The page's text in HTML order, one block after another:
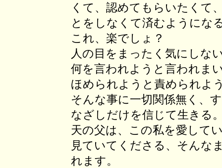
くて、認めてもらいたくて
とをしなくて済むようにな
これ、楽でしょ？
人の目をまったく気にしな
何を言われようと言われま
ほめられようと責められよ
そんな事に一切関係無く、
なざしだけを信じて生きる
天の父は、この私を愛して
見ていてくださる、そんな
れます。